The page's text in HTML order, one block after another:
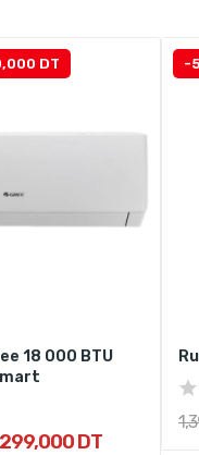
DT
18 000 BTU
DT
-